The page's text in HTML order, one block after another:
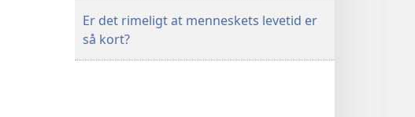
Er det rimeligt at menneskets levetid er
så kort?